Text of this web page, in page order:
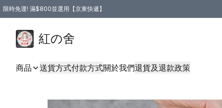
限時免運! 滿$800並選用【京東快遞】
紅の舍
商品 送貨方式付款方式關於我們退貨及退款政策